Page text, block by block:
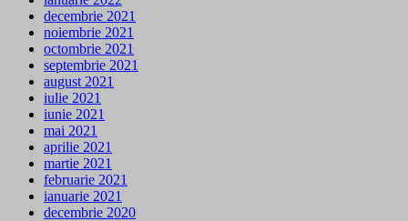
decembrie 2021
noiembrie 2021
octombrie 2021
septembrie 2021
august 2021
iulie 2021
iunie 2021
mai 2021
aprilie 2021
martie 2021
februarie 2021
ianuarie 2021
decembrie 2020